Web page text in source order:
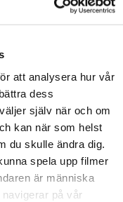
att analysera hur vår
dess
själv när och om
kan när som helst
du skulle ändra dig.
spela upp filmer
är människa
på vår
rätt att